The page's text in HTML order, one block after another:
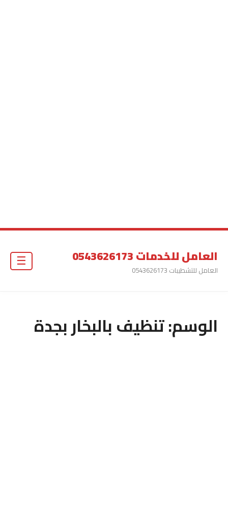
العامل للخدمات 0543626173
العامل للتشطيبات 0543626173
الوسم:تنظيف بالبخار بجدة